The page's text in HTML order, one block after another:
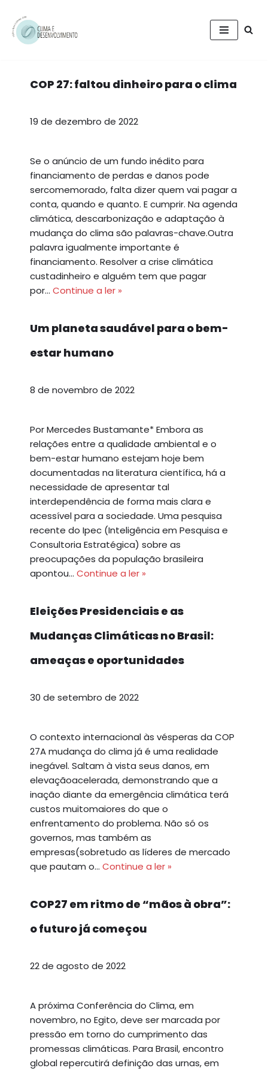
Pular
para
COP 27: faltou dinheiro para o clima
19 de dezembro de 2022
Se o anúncio de um fundo inédito para
financiamento de perdas e danos pode
sercomemorado, falta dizer quem vai pagar a
conta, quando e quanto. E cumprir. Na agenda
climática, descarbonização e adaptação à
mudança do clima são palavras-chave.Outra
palavra igualmente importante é
financiamento. Resolver a crise climática
custadinheiro e alguém tem que pagar
por… Continue a ler »
Um planeta saudável para o bem-
estar humano
8 de novembro de 2022
Por Mercedes Bustamante* Embora as
relações entre a qualidade ambiental e o
bem-estar humano estejam hoje bem
documentadas na literatura científica, há a
necessidade de apresentar tal
interdependência de forma mais clara e
acessível para a sociedade. Uma pesquisa
recente do Ipec (Inteligência em Pesquisa e
Consultoria Estratégica) sobre as
preocupações da população brasileira
apontou… Continue a ler »
Eleições Presidenciais e as
Mudanças Climáticas no Brasil:
ameaças e oportunidades
30 de setembro de 2022
O contexto internacional às vésperas da COP
27A mudança do clima já é uma realidade
inegável. Saltam à vista seus danos, em
elevaçãoacelerada, demonstrando que a
inação diante da emergência climática terá
custos muitomaiores do que o
enfrentamento do problema. Não só os
governos, mas também as
empresas(sobretudo as líderes de mercado
que pautam o… Continue a ler »
COP27 em ritmo de “mãos à obra”:
o futuro já começou
22 de agosto de 2022
A próxima Conferência do Clima, em
novembro, no Egito, deve ser marcada por
pressão em torno do cumprimento das
promessas climáticas. Para Brasil, encontro
global repercutirá definição das urnas, em